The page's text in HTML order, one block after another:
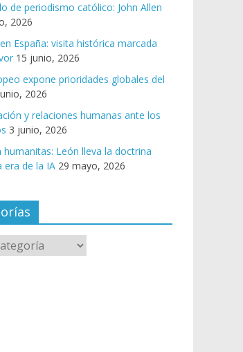
de periodismo católico: John Allen
2026
España: visita histórica marcada
15 junio, 2026
expone prioridades globales del
2026
y relaciones humanas ante los
3 junio, 2026
humanitas: León lleva la doctrina
era de la IA 29 mayo, 2026